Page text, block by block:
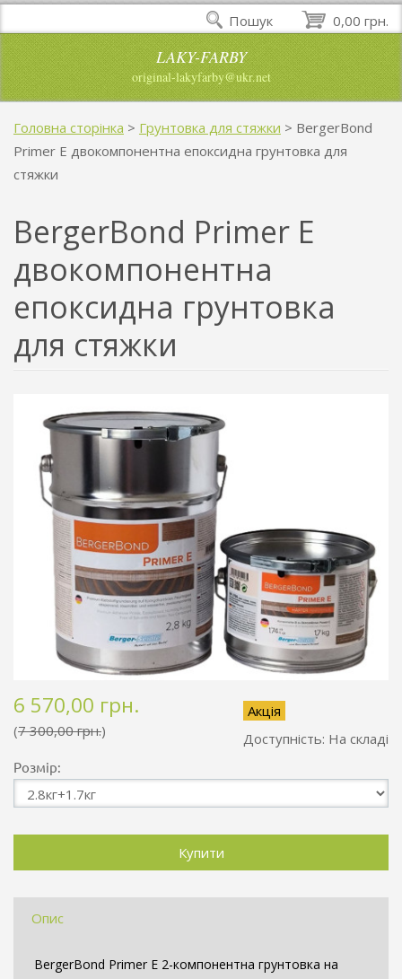
LAKY-FARBY
original-lakyfarby@ukr.net
Головна сторінка > Грунтовка для стяжки > BergerBond
Primer E двокомпонентна епоксидна грунтовка для
стяжки
BergerBond Primer E
двокомпонентна
епоксидна грунтовка
для стяжки
Акція
Доступність: На складі
6 570,00 грн.
7 300,00 грн.
Розмір:
Опис
BergerBond Primer E 2-компонентна грунтовка на
0,00 грн.
Пошук